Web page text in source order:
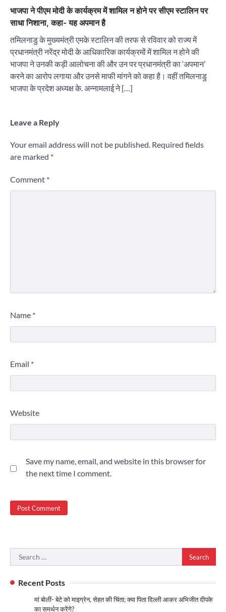
भाजपा ने पीएम मोदी के कार्यक्रम में शामिल न होने पर सीएम स्टालिन पर
साधा निशाना, कहा- यह अपमान है
तमिलनाडु के मुख्यमंत्री एमके स्टालिन की तरफ से रविवार को राज्य में
प्रधानमंत्री नरेंद्र मोदी के आधिकारिक कार्यक्रमों में शामिल न होने की
भाजपा ने उनकी कड़ी आलोचना की और उन पर प्रधानमंत्री का ‘अपमान’
करने का आरोप लगाया और उनसे माफी मांगने को कहा है। वहीं तमिलनाडु
भाजपा के प्रदेश अध्यक्ष के. अन्नामलाई ने […]
Leave a Reply
Your email address will not be published. Required fields
are marked *
Comment *
Name *
Email *
Website
Save my name, email, and website in this browser for
the next time I comment.
Search
for:
Recent Posts
मां बोलीं- बेटे को माइग्रेन, सेहत की चिंता; क्या पिता दिल्ली आकर अभिजीत दीपके
का समर्थन करेंगे?